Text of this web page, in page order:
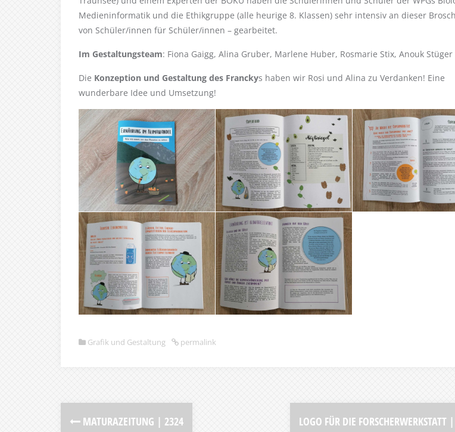
Medieninformatik und die Ethikgruppe (alle heurige 8. Klassen) sehr intensiv an dieser
von Schüler/innen für Schüler/innen – gearbeitet.
Im Gestaltungsteam: Fiona Gaigg, Alina Gruber, Marlene Huber, Rosmarie Stix, Anouk Stüger
Die Konzeption und Gestaltung des Franckys haben wir Rosi und Alina zu Verdanken! Eine
wunderbare Idee und Umsetzung!
Grafik und Gestaltung permalink
MATURAZEITUNG | 2324 LOGO FÜR DIE